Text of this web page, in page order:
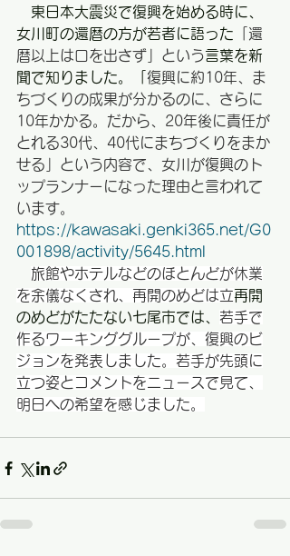
東日本大震災で復興を始める時に、
女川町の還暦の方が若者に語った 「還
暦以上は口を出さず」という言葉を新
聞で知りました。「 復興に約10年、ま
ちづくりの成果が分かるのに、さらに
10年かかる。だから、20年後に責任が
とれる30代、40代にまちづくりをまか
せる」という内容で、女川が復興のト
ップランナーになった理由と言われて
います。
https://kawasaki.genki365.net/G0
001898/activity/5645.html
旅館やホテルなどのほとんどが休業
を余儀なくされ、再開のめどは立再開
のめどがたたない七尾市では、 若手で
作るワーキンググループが、復興のビ
ジョンを発表しました。若手が先頭に
立つ姿とコメントをニュースで見て、
明日への希望を感じました。